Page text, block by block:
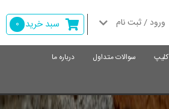
سبد خرید 0 ورود / ثبت نام
کلیپ سوالات متداول
درباره ما